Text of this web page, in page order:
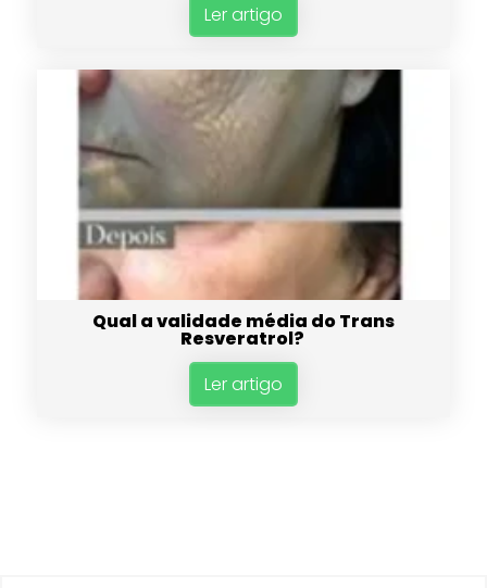
Ler artigo
Qual a validade média do Trans
Resveratrol?
Ler artigo